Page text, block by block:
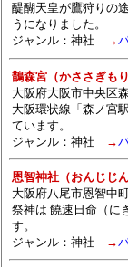
醍醐天皇が鷹狩りの
うになりました。
ジャンル： 神社 →
鵲森宮（かささぎも
大阪府大阪市中央区
大阪環状線「森ノ宮
ています。
ジャンル： 神社 →
恩智神社（おんじじ
大阪府八尾市恩智中
祭神は 饒速日命（に
す。
ジャンル： 神社 →